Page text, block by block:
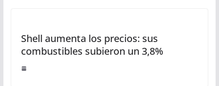
Shell aumenta los precios: sus
combustibles subieron un 3,8%